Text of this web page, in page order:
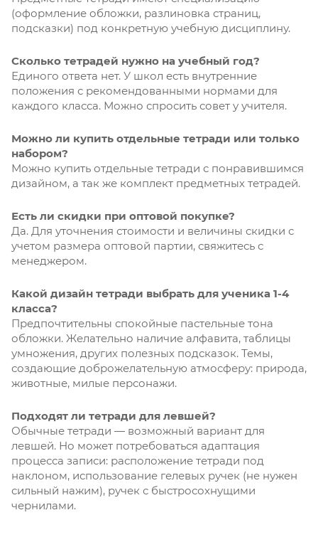
(оформление обложки, разлиновка страниц,
подсказки) под конкретную учебную дисциплину.
Сколько тетрадей нужно на учебный год?
Единого ответа нет. У школ есть внутренние
положения с рекомендованными нормами для
каждого класса. Можно спросить совет у учителя.
Можно ли купить отдельные тетради или только
набором?
Можно купить отдельные тетради с понравившимся
дизайном, а так же комплект предметных тетрадей.
Есть ли скидки при оптовой покупке?
Да. Для уточнения стоимости и величины скидки с
учетом размера оптовой партии, свяжитесь с
менеджером.
Какой дизайн тетради выбрать для ученика 1-4
класса?
Предпочтительны спокойные пастельные тона
обложки. Желательно наличие алфавита, таблицы
умножения, других полезных подсказок. Темы,
создающие доброжелательную атмосферу: природа,
животные, милые персонажи.
Подходят ли тетради для левшей?
Обычные тетради — возможный вариант для
левшей. Но может потребоваться адаптация
процесса записи: расположение тетради под
наклоном, использование гелевых ручек (не нужен
сильный нажим), ручек с быстросохнущими
чернилами.